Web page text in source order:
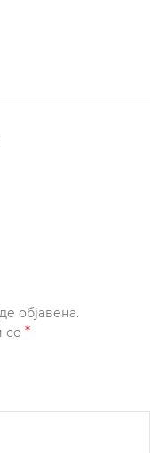
објавена.
со *